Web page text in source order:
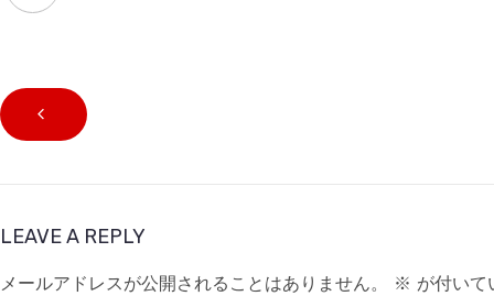
LEAVE A REPLY
メールアドレスが公開されることはありません。 ※ が付いて